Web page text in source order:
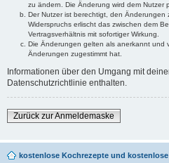
zu ändern. Die Änderung wird dem Nutzer
Der Nutzer ist berechtigt, den Änderungen
Widerspruchs erlischt das zwischen dem
Vertragsverhältnis mit sofortiger Wirkung.
Die Änderungen gelten als anerkannt und
Änderungen zugestimmt hat.
Informationen über den Umgang mit
Datenschutzrichtlinie enthalten.
Zurück zur Anmeldemaske
kostenlose Kochrezepte und